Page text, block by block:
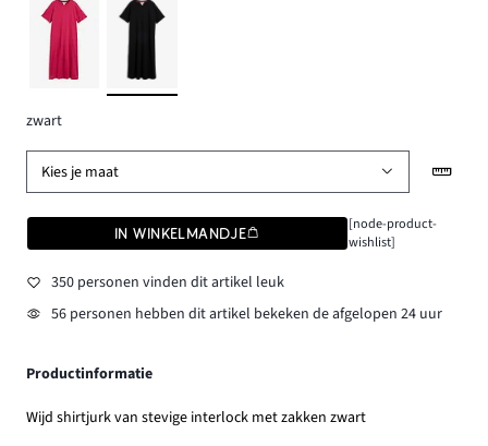
zwart
Kies je maat
IN WINKELMANDJE
[node-product-
wishlist]
350 personen vinden dit artikel leuk
56 personen hebben dit artikel bekeken de afgelopen 24 uur
Productinformatie
Wijd shirtjurk van stevige interlock met zakken zwart